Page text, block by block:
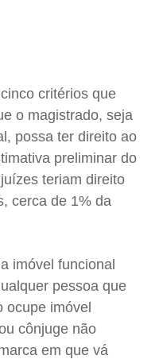
critérios que
o magistrado, seja
possa ter direito ao
preliminar do
teriam direito
cerca de 1% da
imóvel funcional
pessoa que
ocupe imóvel
cônjuge não
em que vá